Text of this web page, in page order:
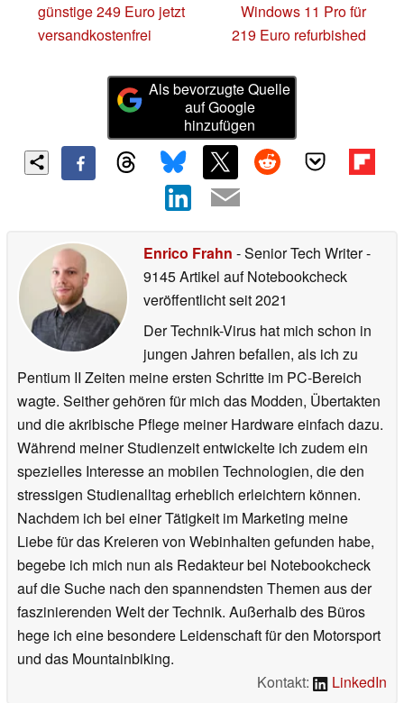
günstige 249 Euro jetzt
versandkostenfrei
Windows 11 Pro für
219 Euro refurbished
Als bevorzugte Quelle
auf Google
hinzufügen
Enrico Frahn - Senior Tech Writer-
9145 Artikel auf Notebookcheck
veröffentlichtseit 2021
Der Technik-Virus hat mich schon in
jungen Jahren befallen, als ich zu
Pentium II Zeiten meine ersten Schritte im PC-Bereich
wagte. Seither gehören für mich das Modden, Übertakten
und die akribische Pflege meiner Hardware einfach dazu.
Während meiner Studienzeit entwickelte ich zudem ein
spezielles Interesse an mobilen Technologien, die den
stressigen Studienalltag erheblich erleichtern können.
Nachdem ich bei einer Tätigkeit im Marketing meine
Liebe für das Kreieren von Webinhalten gefunden habe,
begebe ich mich nun als Redakteur bei Notebookcheck
auf die Suche nach den spannendsten Themen aus der
faszinierenden Welt der Technik. Außerhalb des Büros
hege ich eine besondere Leidenschaft für den Motorsport
und das Mountainbiking.
Kontakt:
LinkedIn